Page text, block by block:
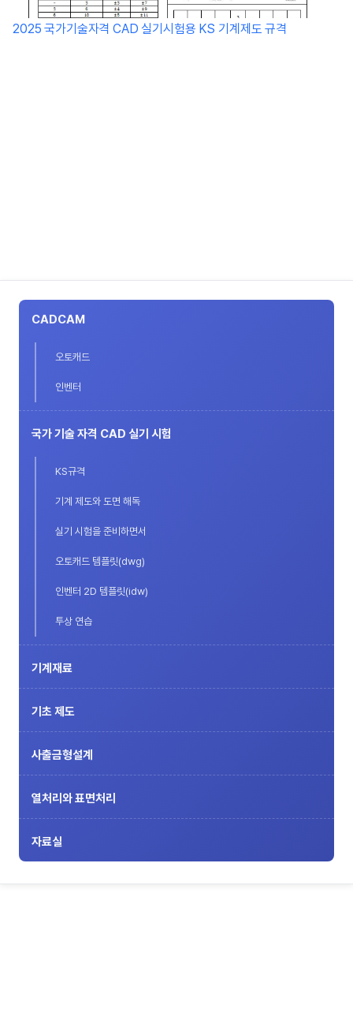
2025 국가기술자격 CAD 실기시험용 KS 기계제도 규격
CADCAM
오토캐드
인벤터
국가 기술 자격 CAD 실기 시험
KS규격
기계 제도와 도면 해독
실기 시험을 준비하면서
오토캐드 템플릿(dwg)
인벤터 2D 템플릿(idw)
투상 연습
기계재료
기초 제도
사출금형설계
열처리와 표면처리
자료실